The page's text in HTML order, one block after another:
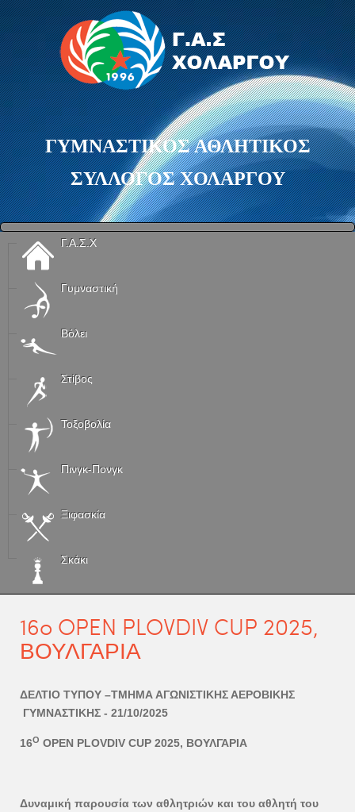
ΓΥΜΝΑΣΤΙΚΟΣ ΑΘΛΗΤΙΚΟΣ
ΣΥΛΛΟΓΟΣ ΧΟΛΑΡΓΟΥ
Γ.Α.Σ.Χ
Γυμναστική
Βόλει
Στίβος
Τοξοβολία
Πινγκ-Πονγκ
Ξιφασκία
Σκάκι
16o OPEN PLOVDIV CUP 2025,
ΒΟΥΛΓΑΡΙΑ
ΔΕΛΤΙΟ ΤΥΠΟΥ –ΤΜΗΜΑ ΑΓΩΝΙΣΤΙΚΗΣ ΑΕΡΟΒΙΚΗΣ
ΓΥΜΝΑΣΤΙΚΗΣ - 21/10/2025
16Ο OPEN PLOVDIV CUP 2025, ΒΟΥΛΓΑΡΙΑ
Δυναμική παρουσία των αθλητριών και του αθλητή του